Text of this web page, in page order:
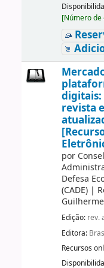
[Número de
digitais:
revista e
por
Defesa
(CADE)|
Edição: rev.
Editora:
Recursos